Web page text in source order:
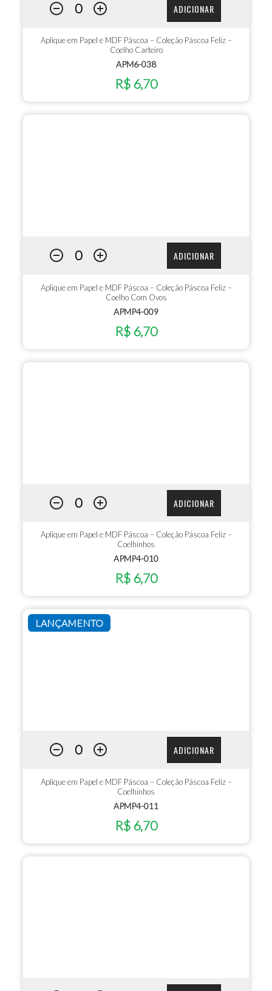
ADICIONAR
Aplique em Papel e MDF Páscoa – Coleção Páscoa Feliz –
Coelho Carteiro
APM6-038
R$ 6,70
ADICIONAR
Aplique em Papel e MDF Páscoa – Coleção Páscoa Feliz –
Coelho Com Ovos
APMP4-009
R$ 6,70
ADICIONAR
Aplique em Papel e MDF Páscoa – Coleção Páscoa Feliz –
Coelhinhos
APMP4-010
R$ 6,70
LANÇAMENTO
ADICIONAR
Aplique em Papel e MDF Páscoa – Coleção Páscoa Feliz –
Coelhinhos
APMP4-011
R$ 6,70